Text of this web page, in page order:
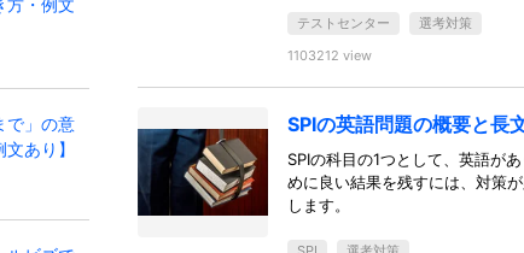
方・例文
で」の意
あり】
テストセンター
選考対策
1103212 view
SPIの英語問題の概要と長
SPIの科目の1つとして、英語が
めに良い結果を残すには、対策
します。